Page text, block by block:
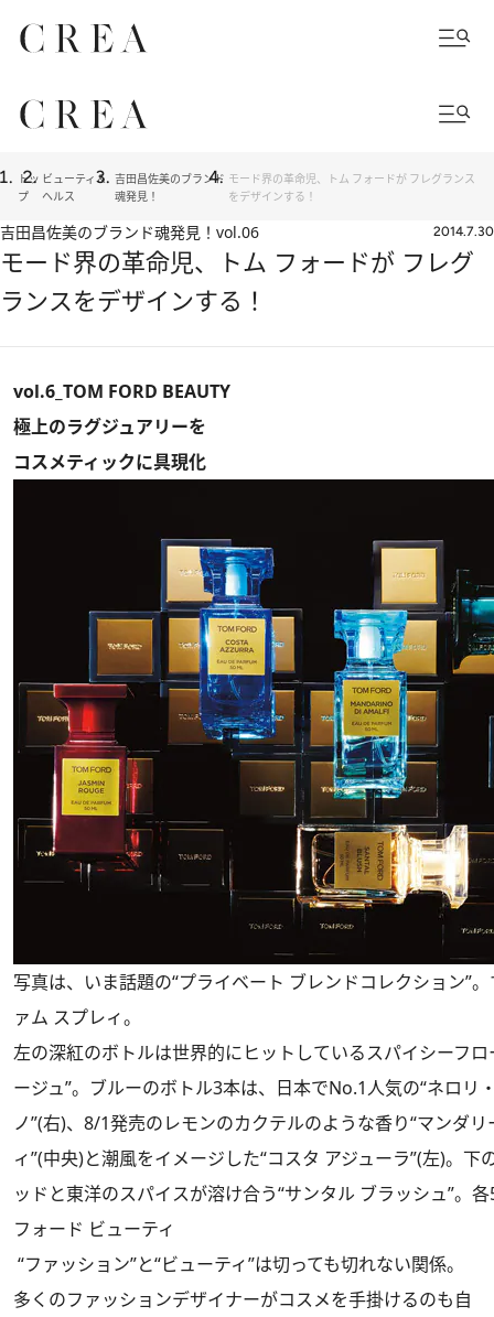
トッ
プ
ビューティ＆
ヘルス
吉田昌佐美のブランド
魂発見！
モード界の革命児、トム フォードが フレグランス
をデザインする！
吉田昌佐美のブランド魂発見！ vol.06 2014.7.30
モード界の革命児、トム フォードが フレグ
ランスをデザインする！
vol.6_TOM FORD BEAUTY
極上のラグジュアリーを
コスメティックに具現化
写真は、いま話題の“プライベート ブレンドコレクション”
ァム スプレィ。
左の深紅のボトルは世界的にヒットしているスパイシーフロ
ージュ”。ブルーのボトル3本は、日本でNo.1人気の“ネロリ
ノ”(右)、8/1発売のレモンのカクテルのような香り“マンダ
ィ”(中央)と潮風をイメージした“コスタ アジューラ”(左)。下
ッドと東洋のスパイスが溶け合う“サンタル ブラッシュ”。
フォード ビューティ
“ファッション”と“ビューティ”は切っても切れない関係。
多くのファッションデザイナーがコスメを手掛けるのも自